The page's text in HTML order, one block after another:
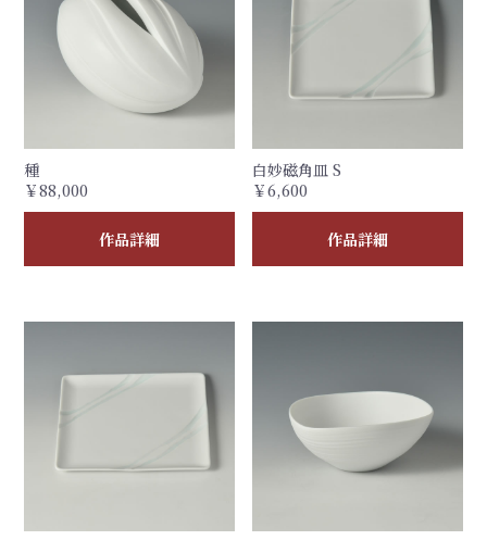
種
￥88,000
作品詳細
白妙磁角皿 S
￥6,600
作品詳細